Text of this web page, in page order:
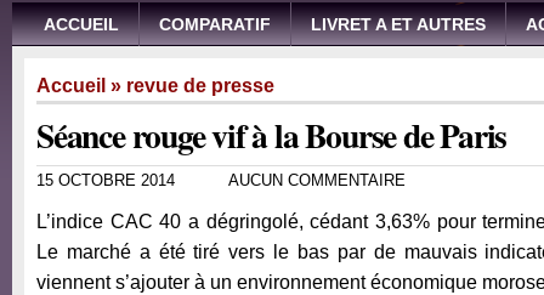
ACCUEIL COMPARATIF LIVRET A ET AUTRES
Accueil » revue de presse
Séance rouge vif à la Bourse de Paris
15 OCTOBRE 2014 AUCUN COMMENTAIRE
L’indice CAC 40 a dégringolé, cédant 3,63% pour
Le marché a été tiré vers le bas par de mauvais
viennent s’ajouter à un environnement économique